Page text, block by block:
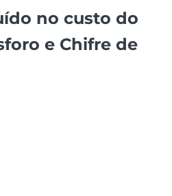
no custo do
e Chifre de